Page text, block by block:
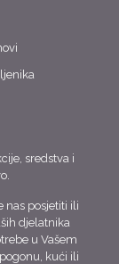
sredstva i
nas posjetiti ili
djelatnika
u Vašem
kući ili